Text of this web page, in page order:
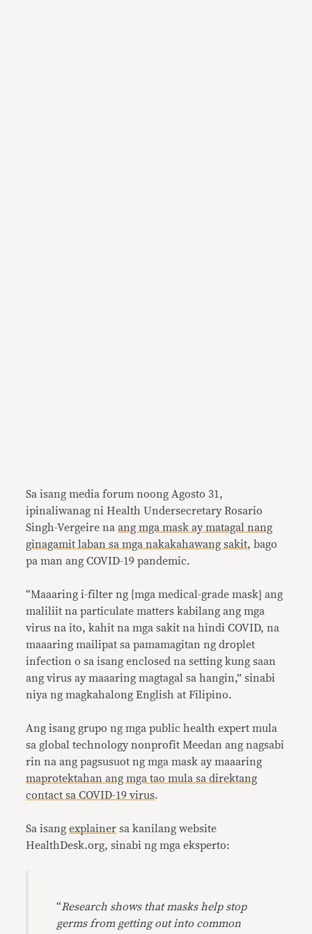
Sa isang media forum noong Agosto 31,
ipinaliwanag ni Health Undersecretary Rosario
Singh-Vergeire naang mga mask ay matagal nang
ginagamit laban sa mga nakakahawang sakit, bago
pa man ang COVID-19 pandemic.
“Maaaring i-filter ng [mga medical-grade mask] ang
maliliit na particulate matters kabilang ang mga
virus na ito, kahit na mga sakit na hindi COVID, na
maaaring mailipat sa pamamagitan ng droplet
infection o sa isang enclosed na setting kung saan
ang virus ay maaaring magtagal sa hangin,” sinabi
niya ng magkahalong English at Filipino.
Ang isang grupo ng mga public health expert mula
sa global technology nonprofit Meedan ang nagsabi
rin na ang pagsusuot ng mga mask ay maaaring
maprotektahan ang mga tao mula sa direktang
contact sa COVID-19 virus.
Sa isangexplainer sa kanilang website
HealthDesk.org, sinabi ng mga eksperto:
“Research shows that masks help stop
germs from getting out into common